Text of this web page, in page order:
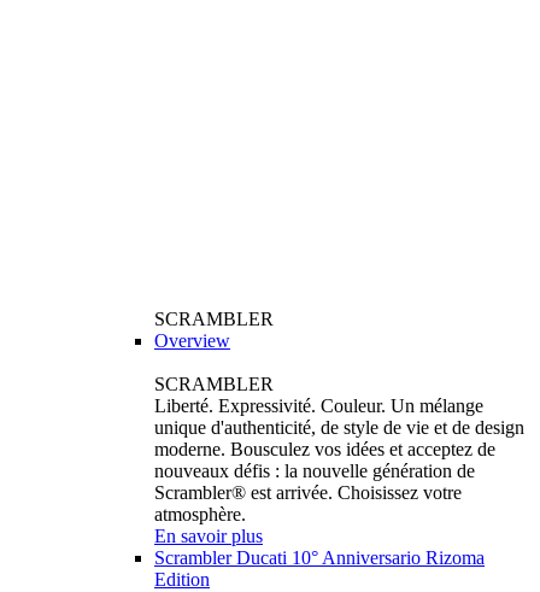
SCRAMBLER
Overview
SCRAMBLER
Liberté. Expressivité. Couleur. Un mélange
unique d'authenticité, de style de vie et de design
moderne. Bousculez vos idées et acceptez de
nouveaux défis : la nouvelle génération de
Scrambler® est arrivée. Choisissez votre
atmosphère.
En savoir plus
Scrambler Ducati 10° Anniversario Rizoma
Edition